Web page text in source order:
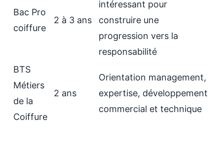
Bac Pro
coiffure
2 à 3 ans
intéressant pour
construire une
progression vers la
responsabilité
BTS
Métiers
de la
Coiffure
2 ans
Orientation management,
expertise, développement
commercial et technique